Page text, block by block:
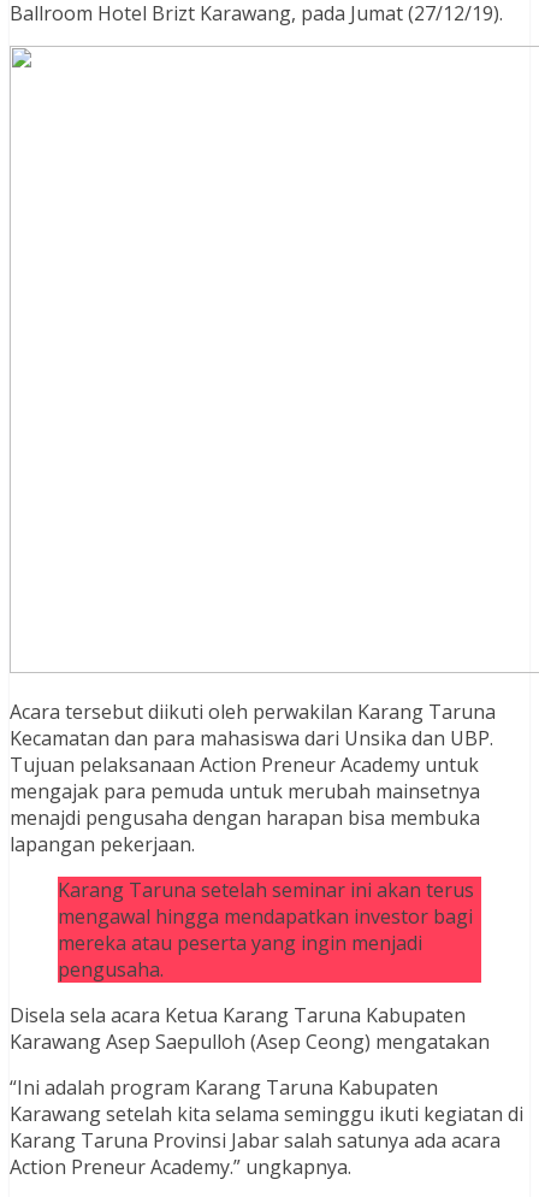
Ballroom Hotel Brizt Karawang, pada Jumat (27/12/19).
Acara tersebut diikuti oleh perwakilan Karang Taruna
Kecamatan dan para mahasiswa dari Unsika dan UBP.
Tujuan pelaksanaan Action Preneur Academy untuk
mengajak para pemuda untuk merubah mainsetnya
menajdi pengusaha dengan harapan bisa membuka
lapangan pekerjaan.
Karang Taruna setelah seminar ini akan terus
mengawal hingga mendapatkan investor bagi
mereka atau peserta yang ingin menjadi
pengusaha.
Disela sela acara Ketua Karang Taruna Kabupaten
Karawang Asep Saepulloh (Asep Ceong) mengatakan
“Ini adalah program Karang Taruna Kabupaten
Karawang setelah kita selama seminggu ikuti kegiatan di
Karang Taruna Provinsi Jabar salah satunya ada acara
Action Preneur Academy.” ungkapnya.